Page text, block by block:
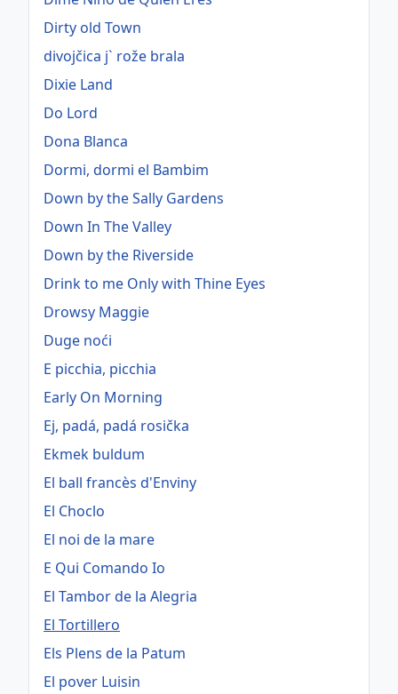
Dirty old Town
divojčica j` rože brala
Dixie Land
Do Lord
Dona Blanca
Dormi, dormi el Bambim
Down by the Sally Gardens
Down In The Valley
Down by the Riverside
Drink to me Only with Thine Eyes
Drowsy Maggie
Duge noći
E picchia, picchia
Early On Morning
Ej, padá, padá rosička
Ekmek buldum
El ball francès d'Enviny
El Choclo
El noi de la mare
E Qui Comando Io
El Tambor de la Alegria
El Tortillero
Els Plens de la Patum
El pover Luisin